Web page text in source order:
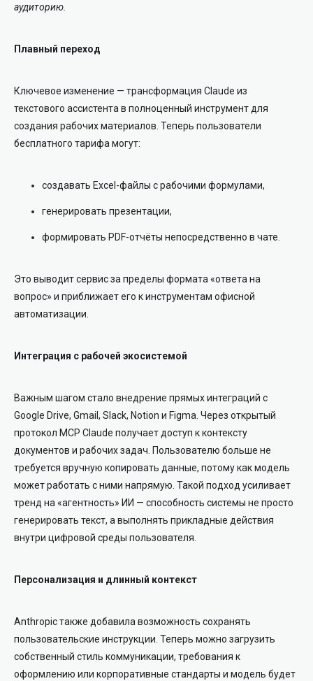
аудиторию.
Плавный переход
Ключевое изменение — трансформация Claude из
текстового ассистента в полноценный инструмент для
создания рабочих материалов. Теперь пользователи
бесплатного тарифа могут:
создавать Excel-файлы с рабочими формулами,
генерировать презентации,
формировать PDF-отчёты непосредственно в чате.
Это выводит сервис за пределы формата «ответа на
вопрос» и приближает его к инструментам офисной
автоматизации.
Интеграция с рабочей экосистемой
Важным шагом стало внедрение прямых интеграций с
Google Drive, Gmail, Slack, Notion и Figma. Через открытый
протокол MCP Claude получает доступ к контексту
документов и рабочих задач. Пользователю больше не
требуется вручную копировать данные, потому как модель
может работать с ними напрямую. Такой подход усиливает
тренд на «агентность» ИИ — способность системы не просто
генерировать текст, а выполнять прикладные действия
внутри цифровой среды пользователя.
Персонализация и длинный контекст
Anthropic также добавила возможность сохранять
пользовательские инструкции. Теперь можно загрузить
собственный стиль коммуникации, требования к
оформлению или корпоративные стандарты и модель будет